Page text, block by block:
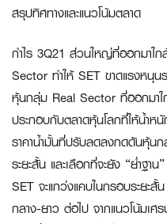
สรุปทิศทางและแนวโน้มตลาด
กำไร 3Q21 ส่วนใหญ่ที่ออกมาใ
Sector ทำให้ SET ขาดแรงหนุน
หุ้นกลุ่ม Real Sector ที่ออกมาใ
ประกอบกับตลาดหุ้นโลกที่ให้น้ำห
ราคาน้ำมั้นที่ปรับลดลงกดดันหุ้น
ระยะสั้น และเลือกที่จะยัง “ย่ำฐ
SET จะแกว่งแคบในกรอบระยะ
กลาง-ยาว ต่อไป จากแนวโน้มเ